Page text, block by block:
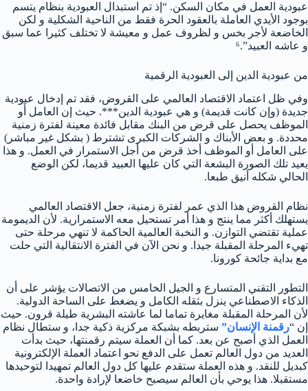
عبودية العمل في مكان السكن. “إذ تم استبدال العبودية بنظام يتسم
بوجود الأيدي العاملة بالعقود الحرة فقط من الناحية الشكلية و لكن
الخاضعة لأجر بخس و لظروف عمل و معيشة لا تختلف كثيرا عما سبق
و عاشه العبيد”.⁶
من عبودية الدين إلى العبودية الرقمية
وفي ظل اعتماد الاقتصاد العالمي على القروض، فقد تم إدخال عبودية
جديدة (وإن كانت قديمة) و هي عبودية الدين***. حيث إن العامل أَو
الموظف يحصل على قرض من البنك مقابل فائدة معينة لفترة زمنية
محددة. و بعض الأبناك و الشركات الكبرى تشترط ( بشكل غير مباشر)
على العامل أو الموظف أخذ قرض من أجل الاستمرار في العمل. و هذا
يعيد تلك الصورة البشعة التي كان عليها العبيد قديما، لكن الوضع
الحالي شكله أنيق طبعا.
نظام القروض هذا الذي عمر لفترة زمنية، جعل الاقتصاد العالمي
يستهلك أكثر مما ينتج و هذا أمر تستحيل معه الاستمرارية. لأن الديمومة
عملية تقتضي التوازن. و النخبة العالمية الحاكمة لا تنهي مرحلة حتى
تهيء المرحلة المقبلة جيدا. و نحن الآن في الفترة الانتقالية التي حلت
مع بداية جائحة كورونا.
التطور التقني المتسارع و الجيل الخامس من الاتصالات يؤشر على أن
الذكاء الاصطناعي ينزل بثقله الكامل و يضغط على الساحة الدولية.
لأن المرحلة المقبلة مغايرة تماما لما عاشته البشرية طيلة قرون. حيث
إن “رقمنة الإنسان” ستربطه بشبكة مركزية ذكية جدا، و ستطال نظام
العمل الذي أصبح عن بعد. كما أن العملة سيتم رقمنتها، حيث بدأت
العديد من دول العالم تعمل على الدفع نحو اعتماد العملة الإلكترونية
كبديل للنقد. و هذه العملة ستقدم عليها كل دول العالم تمهيدا لتوحيدها
مستقبلا. هذا يوحي بأن العالم سيصبح خاضعا لإرادة واحدة.